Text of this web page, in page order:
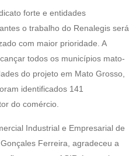
forte e entidades
o trabalho do Renalegis será
com maior prioridade. A
todos os municípios mato-
do projeto em Mato Grosso,
identificados 141
do comércio.
Industrial e Empresarial de
Ferreira, agradeceu a